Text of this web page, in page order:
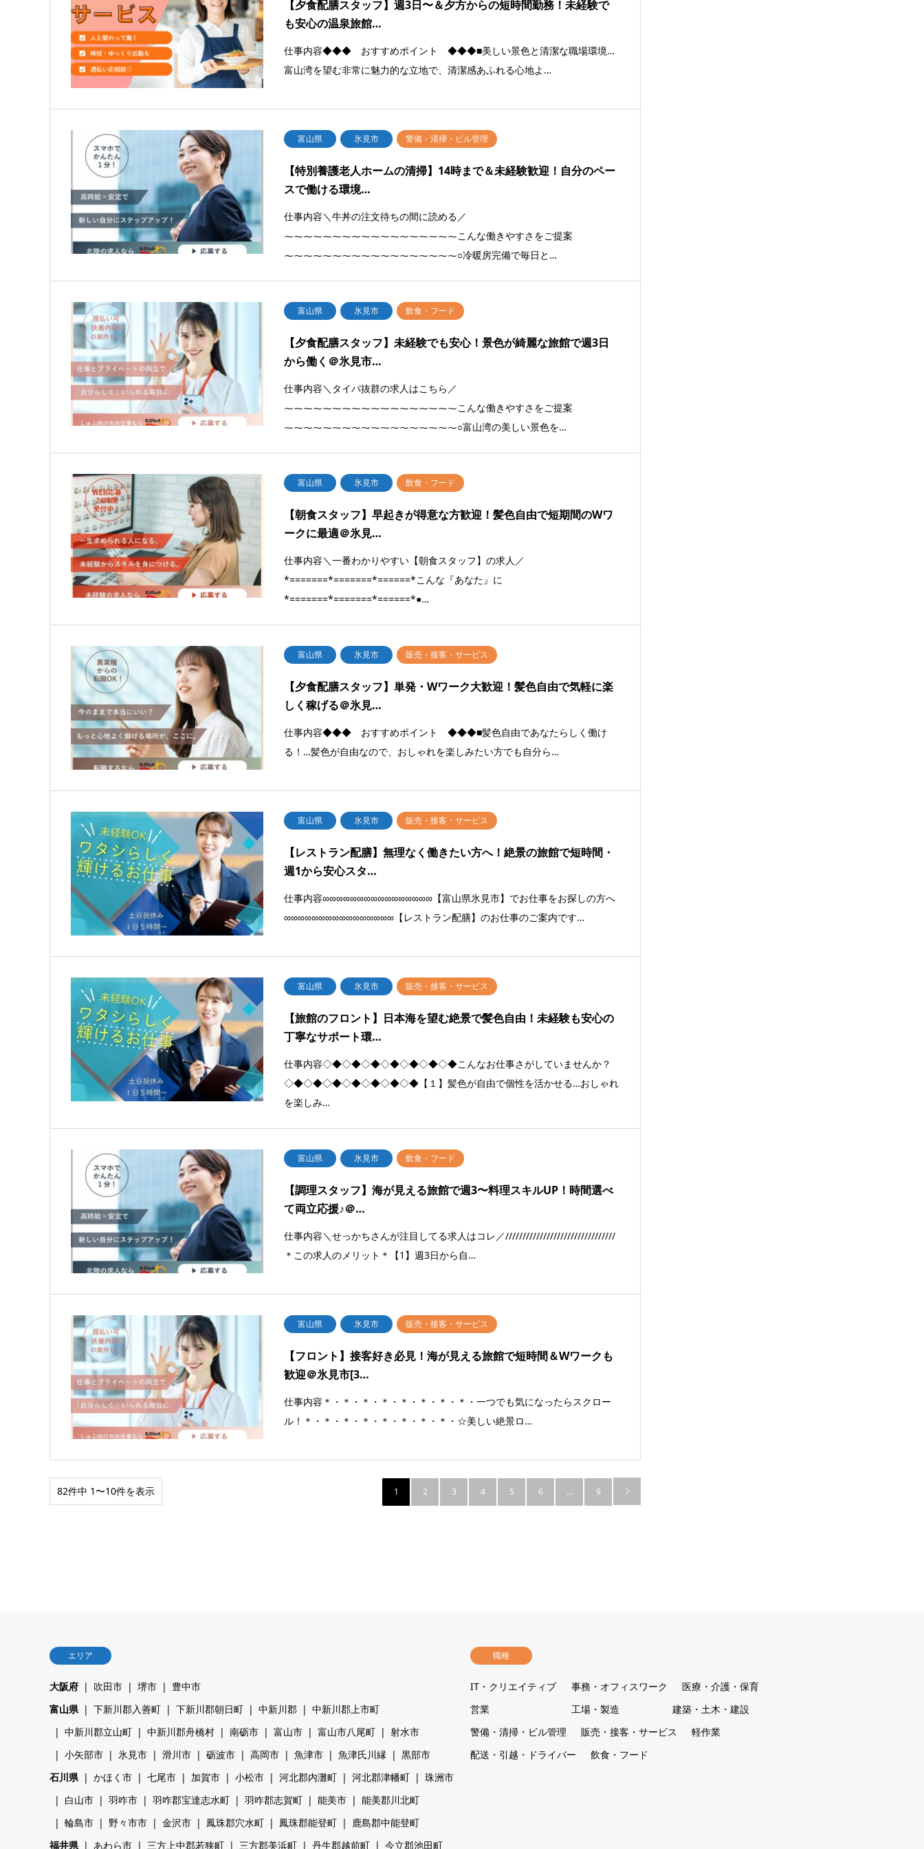
【夕食配膳スタッフ】週3日〜＆夕方からの短時間勤務！未経験で
も安心の温泉旅館…
仕事内容◆◆◆ おすすめポイント ◆◆◆■美しい景色と清潔な職場環境…
富山湾を望む非常に魅力的な立地で、清潔感あふれる心地よ…
富山県 氷見市 警備・清掃・ビル管理
【特別養護老人ホームの清掃】14時まで＆未経験歓迎！自分のペー
スで働ける環境…
仕事内容＼牛丼の注文待ちの間に読める／
⁓⁓⁓⁓⁓⁓⁓⁓⁓⁓⁓⁓⁓⁓⁓⁓⁓⁓こんな働きやすさをご提案
⁓⁓⁓⁓⁓⁓⁓⁓⁓⁓⁓⁓⁓⁓⁓⁓⁓⁓○冷暖房完備で毎日と…
富山県 氷見市 飲食・フード
【夕食配膳スタッフ】未経験でも安心！景色が綺麗な旅館で週3日
から働く＠氷見市…
仕事内容＼タイパ抜群の求人はこちら／
⁓⁓⁓⁓⁓⁓⁓⁓⁓⁓⁓⁓⁓⁓⁓⁓⁓⁓こんな働きやすさをご提案
⁓⁓⁓⁓⁓⁓⁓⁓⁓⁓⁓⁓⁓⁓⁓⁓⁓⁓○富山湾の美しい景色を…
富山県 氷見市 飲食・フード
【朝食スタッフ】早起きが得意な方歓迎！髪色自由で短期間のWワ
ークに最適＠氷見…
仕事内容＼一番わかりやすい【朝食スタッフ】の求人／
*=======*=======*======*こんな『あなた』に
*=======*=======*======*●…
富山県 氷見市 販売・接客・サービス
【夕食配膳スタッフ】単発・Wワーク大歓迎！髪色自由で気軽に楽
しく稼げる＠氷見…
仕事内容◆◆◆ おすすめポイント ◆◆◆■髪色自由であなたらしく働け
る！…髪色が自由なので、おしゃれを楽しみたい方でも自分ら…
富山県 氷見市 販売・接客・サービス
【レストラン配膳】無理なく働きたい方へ！絶景の旅館で短時間・
週1から安心スタ…
仕事内容∞∞∞∞∞∞∞∞∞∞∞∞∞∞∞∞【富山県氷見市】でお仕事をお探しの方へ
∞∞∞∞∞∞∞∞∞∞∞∞∞∞∞∞【レストラン配膳】のお仕事のご案内です…
富山県 氷見市 販売・接客・サービス
【旅館のフロント】日本海を望む絶景で髪色自由！未経験も安心の
丁寧なサポート環…
仕事内容◇◆◇◆◇◆◇◆◇◆◇◆◇◆こんなお仕事さがしていませんか？
◇◆◇◆◇◆◇◆◇◆◇◆◇◆【１】髪色が自由で個性を活かせる…おしゃれ
を楽しみ…
富山県 氷見市 飲食・フード
【調理スタッフ】海が見える旅館で週3〜料理スキルUP！時間選べ
て両立応援♪＠…
仕事内容＼せっかちさんが注目してる求人はコレ／////////////////////////////////
＊この求人のメリット＊【1】週3日から自…
富山県 氷見市 販売・接客・サービス
【フロント】接客好き必見！海が見える旅館で短時間＆Wワークも
歓迎＠氷見市[3…
仕事内容＊・＊・＊・＊・＊・＊・＊・＊・一つでも気になったらスクロー
ル！＊・＊・＊・＊・＊・＊・＊・＊・☆美しい絶景ロ…
82件中 1〜10件を表示 1 2 3 4 5 6 … 9 
エリア
大阪府 吹田市 堺市
豊中市
富山県
下新川郡入善町 下新川郡朝日町 中新川郡
中新川郡上市町
中新川郡立山町
中新川郡舟橋村 南砺市 富山市 富山市八尾町
射水市
小矢部市
氷見市 滑川市 砺波市 高岡市 魚津市 魚津氏川縁
黒部市
石川県
かほく市 七尾市 加賀市 小松市 河北郡内灘町 河北郡津幡町
珠洲市
白山市
羽咋市 羽咋郡宝達志水町 羽咋郡志賀町 能美市
能美郡川北町
輪島市
野々市市 金沢市 鳳珠郡穴水町 鳳珠郡能登町
鹿島郡中能登町
福井県
あわら市 三方上中郡若狭町 三方郡美浜町 丹生郡越前町 今立郡池田町
職種
IT・クリエイティブ 事務・オフィスワーク
医療・介護・保育
営業
工場・製造
建築・土木・建設
警備・清掃・ビル管理
販売・接客・サービス
軽作業
配送・引越・ドライバー
飲食・フード